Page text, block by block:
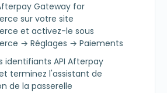
Gateway for
sur votre site
et activez-le sous
→ Réglages → Paiements
identifiants API Afterpay
terminez l'assistant de
de la passerelle